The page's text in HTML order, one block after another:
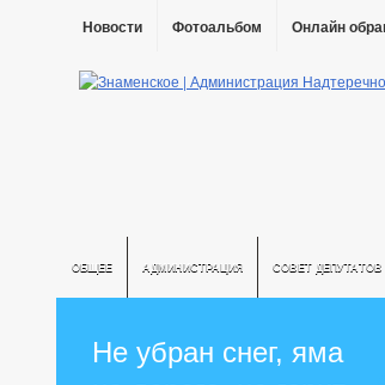
Новости Фотоальбом Онлайн
ОБЩЕЕ АДМИНИСТРАЦИЯ СОВЕТ ДЕПУТАТОВ
Не убран снег, яма